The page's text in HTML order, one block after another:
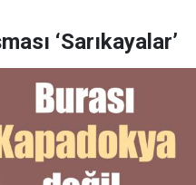
‘Sarıkayalar’